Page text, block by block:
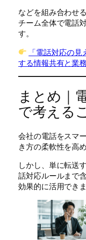
などを組み合わせ
チーム全体で電話
す。
「電話対応の
する情報共有と業
まとめ｜
で考える
会社の電話をスマ
き方の柔軟性を高
しかし、単に転送
話対応ルールまで
効果的に活用できま